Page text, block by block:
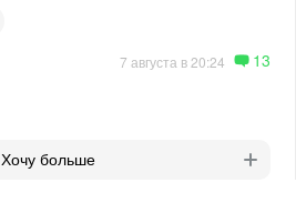
7 августа в 20:24 13
Хочу больше